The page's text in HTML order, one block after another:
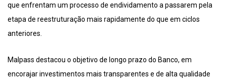
que enfrentam um processo de endividamento a passarem pela
etapa de reestruturação mais rapidamente do que em ciclos
anteriores.
Malpass destacou o objetivo de longo prazo do Banco, em
encorajar investimentos mais transparentes e de alta qualidade